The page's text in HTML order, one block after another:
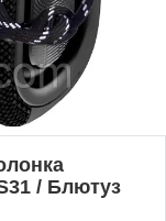
/ Блютуз